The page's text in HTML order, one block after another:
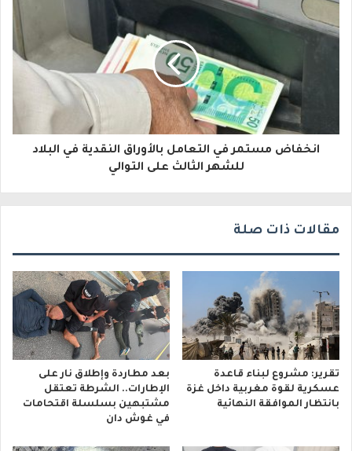
انخفاض مستمر في التعامل بالأوراق النقدية في البلاد
للشهر الثالث على التوالي
مقالات ذات صلة
تقرير: مشروع لبناء قاعدة
عسكرية لقوة مغربية داخل غزة
بانتظار الموافقة النهائية
بعد مطاردة وإطلاق نار على
الإطارات.. الشرطة تعتقل
مشتبهين بسلسلة اقتحامات
في غوش دان